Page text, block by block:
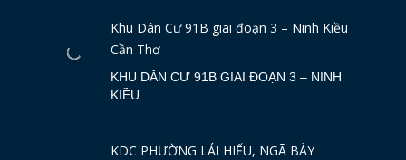
Khu Dân Cư 91B giai đoạn 3 – Ninh Kiều
Cần Thơ
KHU DÂN CƯ 91B GIAI ĐOẠN 3 – NINH
KIỀU…
KDC PHƯỜNG LÁI HIẾU, NGÃ BẢY